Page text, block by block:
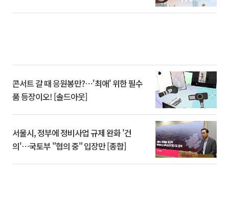
콘서트 갈 때 응원봉만?⋯'최애' 위한 필수
품 등장이오! [솔드아웃]
서울시, 정부에 정비사업 규제 완화 '건
의'⋯국토부 "협의 중" 입장만 [종합]